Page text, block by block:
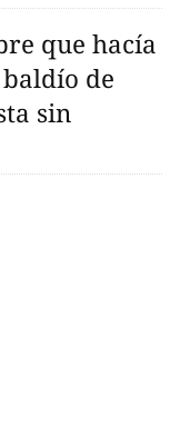
que hacía
baldío de
sin